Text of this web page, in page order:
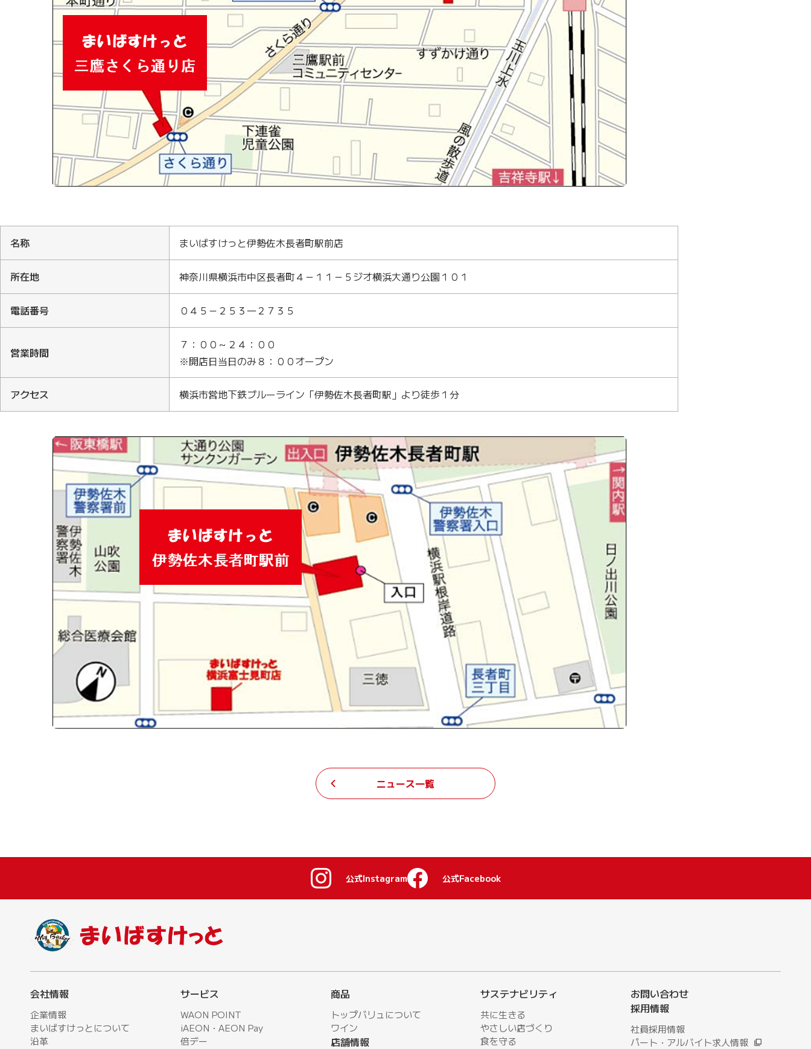
名称 まいばすけっと伊勢佐木長者町駅前店
所在地 神奈川県横浜市中区長者町４－１１－５ジオ横浜大通り公園１０１
電話番号 ０４５－２５３―２７３５
営業時間
７：００～２４：００
※開店日当日のみ８：００オープン
アクセス 横浜市営地下鉄ブルーライン「伊勢佐木長者町駅」より徒歩１分
ニュース一覧
公式Instagram 公式Facebook
会社情報
企業情報
まいばすけっとについて
沿革
サービス
WAON POINT
iAEON・AEON Pay
倍デー
商品
トップバリュについて
ワイン
店舗情報
サステナビリティ
共に生きる
やさしい店づくり
⾷を守る
お問い合わせ
採用情報
社員採用情報
パート・アルバイト求人情報